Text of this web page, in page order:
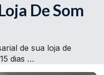
De Som
de sua loja de
dias …